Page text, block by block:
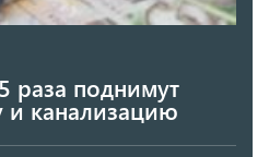
раза поднимут
и канализацию